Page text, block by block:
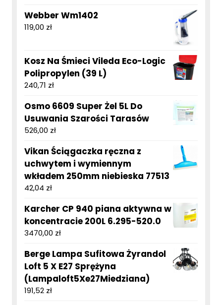
Webber Wm1402
119,00 zł
Kosz Na Śmieci Vileda Eco-Logic
Polipropylen (39 L)
240,71 zł
Osmo 6609 Super Żel 5L Do
Usuwania Szarości Tarasów
526,00 zł
Vikan Ściągaczka ręczna z
uchwytem i wymiennym
wkładem 250mm niebieska 77513
42,04 zł
Karcher CP 940 piana aktywna w
koncentracie 200L 6.295-520.0
3470,00 zł
Berge Lampa Sufitowa Żyrandol
Loft 5 X E27 Sprężyna
(Lampaloft5Xe27Miedziana)
191,52 zł